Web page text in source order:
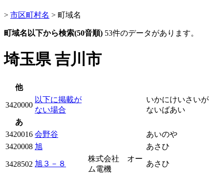
> 市区町村名 > 町域名
町域名以下から検索(50音順) 53件のデータがあります。
埼玉県 吉川市
他
3420000
以下に掲載が
ない場合
いかにけいさいが
ないばあい
あ
3420016 会野谷
あいのや
3420008 旭 あさひ
3428502 旭３－８
株式会社 オー
ム電機
あさひ